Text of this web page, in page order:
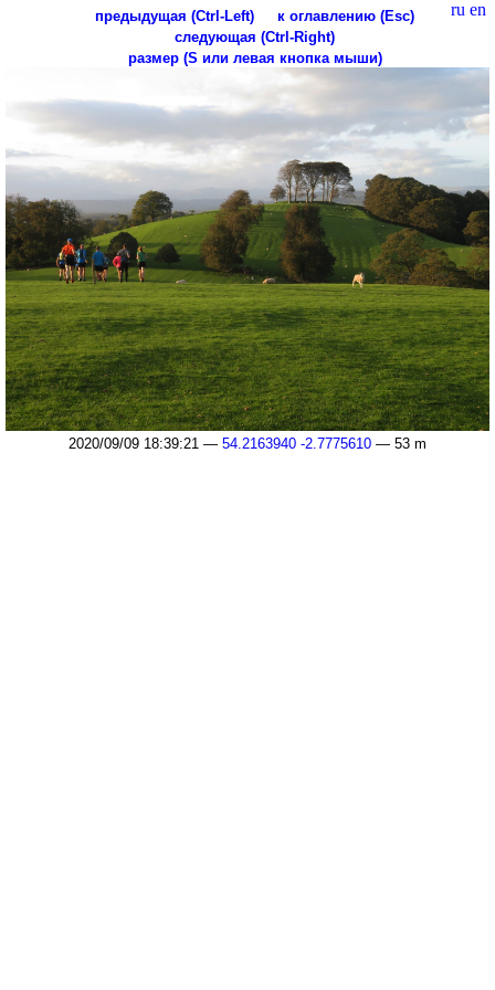
ru en
предыдущая (Ctrl-Left)
к оглавлению (Esc)
следующая (Ctrl-Right)
размер (S или левая кнопка мыши)
2020/09/09 18:39:21 — 54.2163940 -2.7775610 — 53 m